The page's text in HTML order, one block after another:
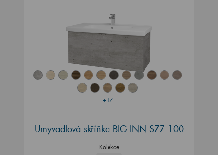
+17
Umyvadlová skříňka BIG INN SZZ 100
Kolekce